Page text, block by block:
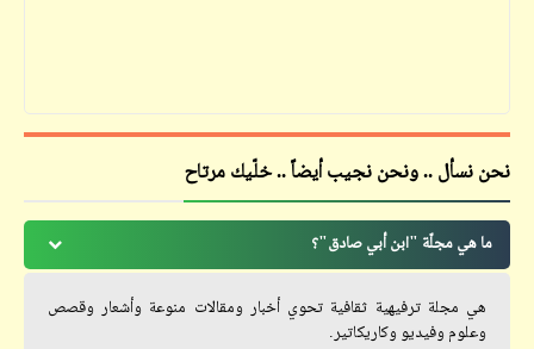
نحن نسأل .. ونحن نجيب أيضاً .. خلّيك مرتاح
ما هي مجلّة "ابن أبي صادق"؟
هي مجلة ترفيهية ثقافية تحوي أخبار ومقالات منوعة وأشعار وقصص
وعلوم وفيديو وكاريكاتير.